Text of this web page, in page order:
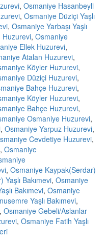
, Osmaniye Hasanbeyli
, Osmaniye Düziçi Yaşlı
, Osmaniye Yarbaşı Yaşlı
Huzurevi, Osmaniye
Ellek Huzurevi,
Atalan Huzurevi,
Köyler Huzurevi,
Düziçi Huzurevi,
Bahçe Huzurevi,
Köyler Huzurevi,
Bahçe Huzurevi,
Osmaniye Huzurevi,
, Osmaniye Yarpuz Huzurevi,
Cevdetiye Huzurevi,
, Osmaniye
, Osmaniye Kaypak(Serdar)
Bakımevi, Osmaniye
Bakımevi, Osmaniye
Yaşlı Bakımevi,
, Osmaniye Gebeli/Aslanlar
, Osmaniye Fatih Yaşlı